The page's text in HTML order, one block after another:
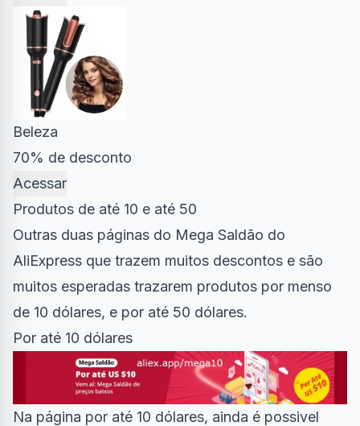
Beleza
70% de desconto
Acessar
Produtos de até 10 e até 50
Outras duas páginas do Mega Saldão do
AliExpress que trazem muitos descontos e são
muitos esperadas trazarem produtos por menso
de 10 dólares, e por até 50 dólares.
Por até 10 dólares
Na página por até 10 dólares, ainda é possivel